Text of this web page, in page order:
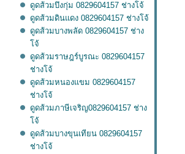
ดูดส้วมบึงกุ่ม 0829604157 ช่างโจ้
ดูดส้วมดินแดง 0829604157 ช่างโจ้
ดูดส้วมบางพลัด 0829604157 ช่าง
จ้
ดูดส้วมราษฎร์บูรณะ 0829604157
ช่างโจ้
ดูดส้วมหนองแขม 0829604157
ช่างโจ้
ดูดส้วมภาษีเจริญ0829604157 ช่าง
จ้
ดูดส้วมบางขุนเทียน 0829604157
ช่างโจ้